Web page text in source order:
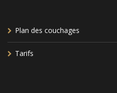
Plan des couchages
Tarifs